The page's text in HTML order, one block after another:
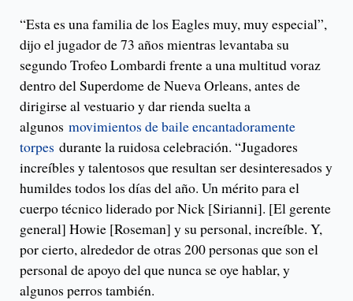
“Esta es una familia de los Eagles muy, muy especial”,
dijo el jugador de 73 años mientras levantaba su
segundo Trofeo Lombardi frente a una multitud voraz
dentro del Superdome de Nueva Orleans, antes de
dirigirse al vestuario y dar rienda suelta a
algunos movimientos de baile encantadoramente
torpes durante la ruidosa celebración. “Jugadores
increíbles y talentosos que resultan ser desinteresados ​​​​y
humildes todos los días del año. Un mérito para el
cuerpo técnico liderado por Nick [Sirianni]. [El gerente
general] Howie [Roseman] y su personal, increíble. Y,
por cierto, alrededor de otras 200 personas que son el
personal de apoyo del que nunca se oye hablar, y
algunos perros también.